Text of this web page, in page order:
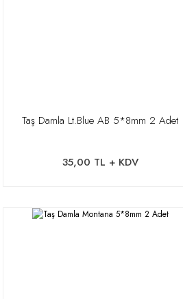
Taş Damla Lt.Blue AB 5*8mm 2 Adet
35,00 TL + KDV